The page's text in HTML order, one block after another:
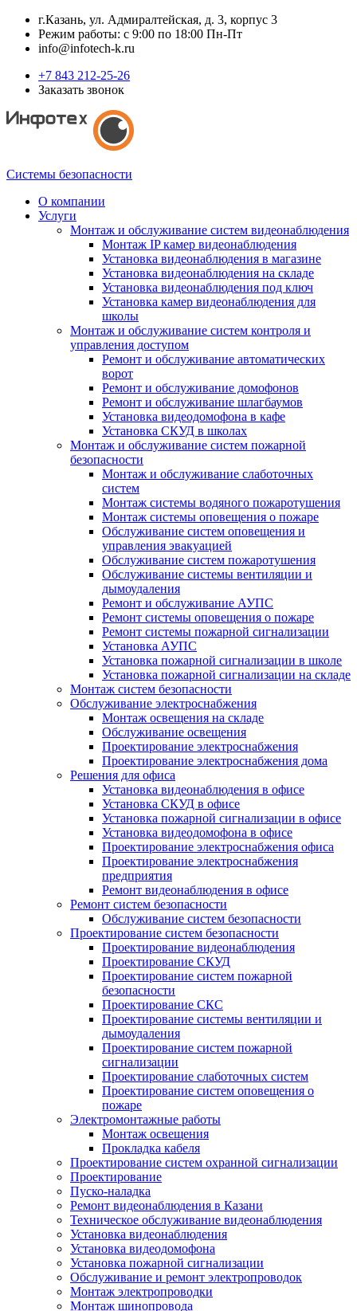
г.Казань, ул. Адмиралтейская, д. 3, корпус 3
Режим работы: с 9:00 по 18:00 Пн-Пт
info@infotech-k.ru
+7 843 212-25-26
Заказать звонок
Системы безопасности
О компании
Услуги
Монтаж и обслуживание систем видеонаблюдения
Монтаж IP камер видеонаблюдения
Установка видеонаблюдения в магазине
Установка видеонаблюдения на складе
Установка видеонаблюдения под ключ
Установка камер видеонаблюдения для
школы
Монтаж и обслуживание систем контроля и
управления доступом
Ремонт и обслуживание автоматических
ворот
Ремонт и обслуживание домофонов
Ремонт и обслуживание шлагбаумов
Установка видеодомофона в кафе
Установка СКУД в школах
Монтаж и обслуживание систем пожарной
безопасности
Монтаж и обслуживание слаботочных
систем
Монтаж системы водяного пожаротушения
Монтаж системы оповещения о пожаре
Обслуживание систем оповещения и
управления эвакуацией
Обслуживание систем пожаротушения
Обслуживание системы вентиляции и
дымоудаления
Ремонт и обслуживание АУПС
Ремонт системы оповещения о пожаре
Ремонт системы пожарной сигнализации
Установка АУПС
Установка пожарной сигнализации в школе
Установка пожарной сигнализации на складе
Монтаж систем безопасности
Обслуживание электроснабжения
Монтаж освещения на складе
Обслуживание освещения
Проектирование электроснабжения
Проектирование электроснабжения дома
Решения для офиса
Установка видеонаблюдения в офисе
Установка СКУД в офисе
Установка пожарной сигнализации в офисе
Установка видеодомофона в офисе
Проектирование электроснабжения офиса
Проектирование электроснабжения
предприятия
Ремонт видеонаблюдения в офисе
Ремонт систем безопасности
Обслуживание систем безопасности
Проектирование систем безопасности
Проектирование видеонаблюдения
Проектирование СКУД
Проектирование систем пожарной
безопасности
Проектирование СКС
Проектирование системы вентиляции и
дымоудаления
Проектирование систем пожарной
сигнализации
Проектирование слаботочных систем
Проектирование систем оповещения о
пожаре
Электромонтажные работы
Монтаж освещения
Прокладка кабеля
Проектирование систем охранной сигнализации
Проектирование
Пуско-наладка
Ремонт видеонаблюдения в Казани
Техническое обслуживание видеонаблюдения
Установка видеонаблюдения
Установка видеодомофона
Установка пожарной сигнализации
Обслуживание и ремонт электропроводок
Монтаж электропроводки
Монтаж шинопровода